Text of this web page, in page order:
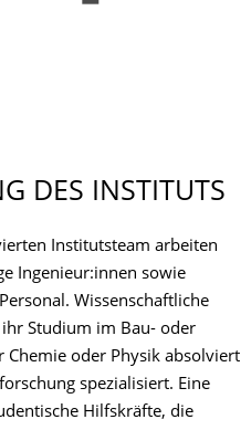
DES INSTITUTS
Institutsteam arbeiten
Ingenieur:innen sowie
Wissenschaftliche
Studium im Bau- oder
Chemie oder Physik absolviert
spezialisiert. Eine
Hilfskräfte, die